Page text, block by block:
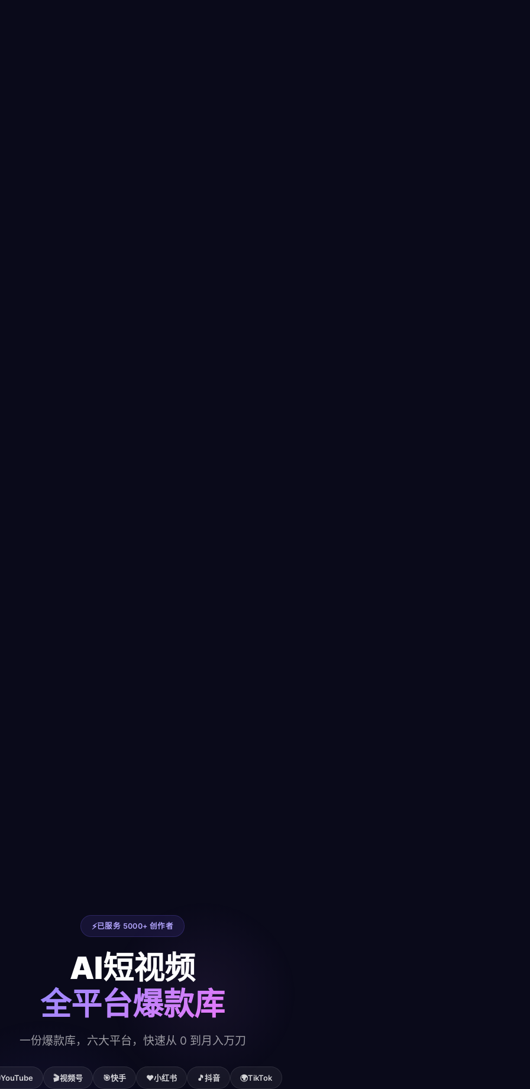
已服务 5000+ 创作者
AI短视频
全平台爆款库
一份爆款库，六大平台，快速从 0 到月入万刀
YouTube 🎬视频号 🎯快手 ❤️小红书 🎵抖音 🌍TikTok